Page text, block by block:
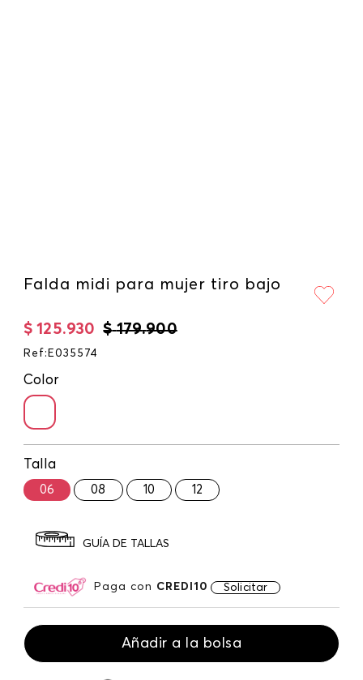
Falda midi para mujer tiro bajo
$ 179.900
$ 125.930
Ref : E035574
Color
Talla
06 08 10 12
GUÍA DE TALLAS
Paga con CREDI10 Solicitar
Añadir a la bolsa